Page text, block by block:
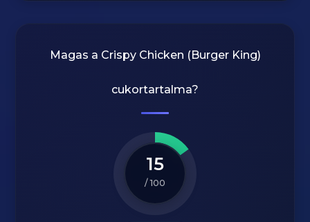
Magas a Crispy Chicken (Burger King)
cukortartalma?
15
/ 100